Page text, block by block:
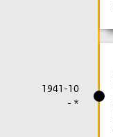
1941-10
- *